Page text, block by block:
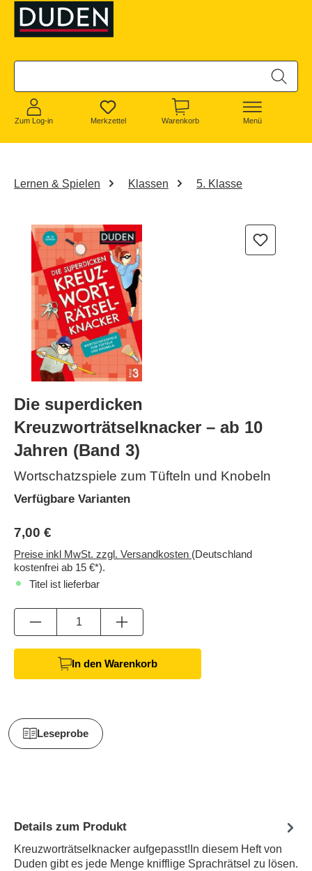
springen
Zum Log-in Merkzettel Warenkorb Menü
Lernen & Spielen Klassen 5. Klasse
Bildergalerie überspringen
Die superdicken
Kreuzworträtselknacker – ab 10
Jahren (Band 3)
Wortschatzspiele zum Tüfteln und Knobeln
Verfügbare Varianten
7,00 €
Preise inkl MwSt. zzgl. Versandkosten (Deutschland
kostenfrei ab 15 €*).
Titel ist lieferbar
Anzahl
In den Warenkorb
Leseprobe
Details zum Produkt
Kreuzworträtselknacker aufgepasst!In diesem Heft von
Duden gibt es jede Menge knifflige Sprachrätsel zu lösen.